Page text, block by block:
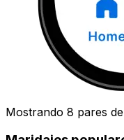
Mostrando 8 pares